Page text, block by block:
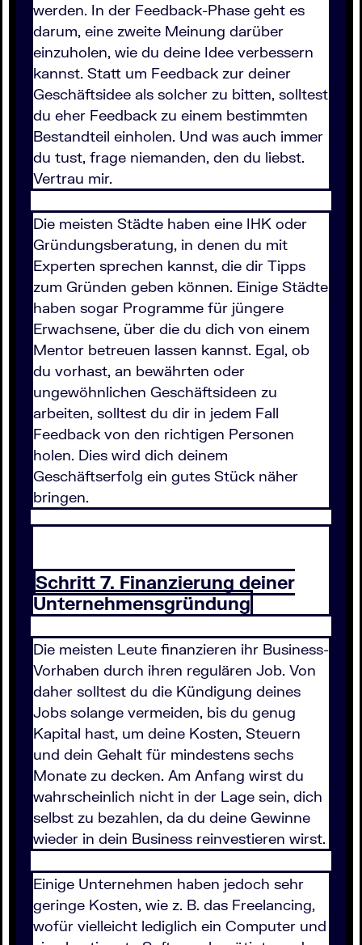
werden. In der Feedback-Phase geht es
darum, eine zweite Meinung darüber
einzuholen, wie du deine Idee verbessern
kannst. Statt um Feedback zur deiner
Geschäftsidee als solcher zu bitten, solltest
du eher Feedback zu einem bestimmten
Bestandteil einholen. Und was auch immer
du tust, frage niemanden, den du liebst.
Vertrau mir.
Die meisten Städte haben eine IHK oder
Gründungsberatung, in denen du mit
Experten sprechen kannst, die dir Tipps
zum Gründen geben können. Einige Städte
haben sogar Programme für jüngere
Erwachsene, über die du dich von einem
Mentor betreuen lassen kannst. Egal, ob
du vorhast, an bewährten oder
ungewöhnlichen Geschäftsideen zu
arbeiten, solltest du dir in jedem Fall
Feedback von den richtigen Personen
holen. Dies wird dich deinem
Geschäftserfolg ein gutes Stück näher
bringen.
Schritt 7. Finanzierung deiner
Unternehmensgründung
Die meisten Leute finanzieren ihr Business-
Vorhaben durch ihren regulären Job. Von
daher solltest du die Kündigung deines
Jobs solange vermeiden, bis du genug
Kapital hast, um deine Kosten, Steuern
und dein Gehalt für mindestens sechs
Monate zu decken. Am Anfang wirst du
wahrscheinlich nicht in der Lage sein, dich
selbst zu bezahlen, da du deine Gewinne
wieder in dein Business reinvestieren wirst.
Einige Unternehmen haben jedoch sehr
geringe Kosten, wie z. B. das Freelancing,
wofür vielleicht lediglich ein Computer und